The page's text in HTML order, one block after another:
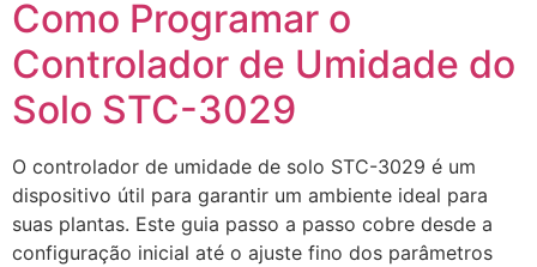
Como Programar o
Controlador de Umidade do
Solo STC-3029​
O controlador de umidade de solo STC-3029 é um
dispositivo útil para garantir um ambiente ideal para
suas plantas. Este guia passo a passo cobre desde a
configuração inicial até o ajuste fino dos parâmetros